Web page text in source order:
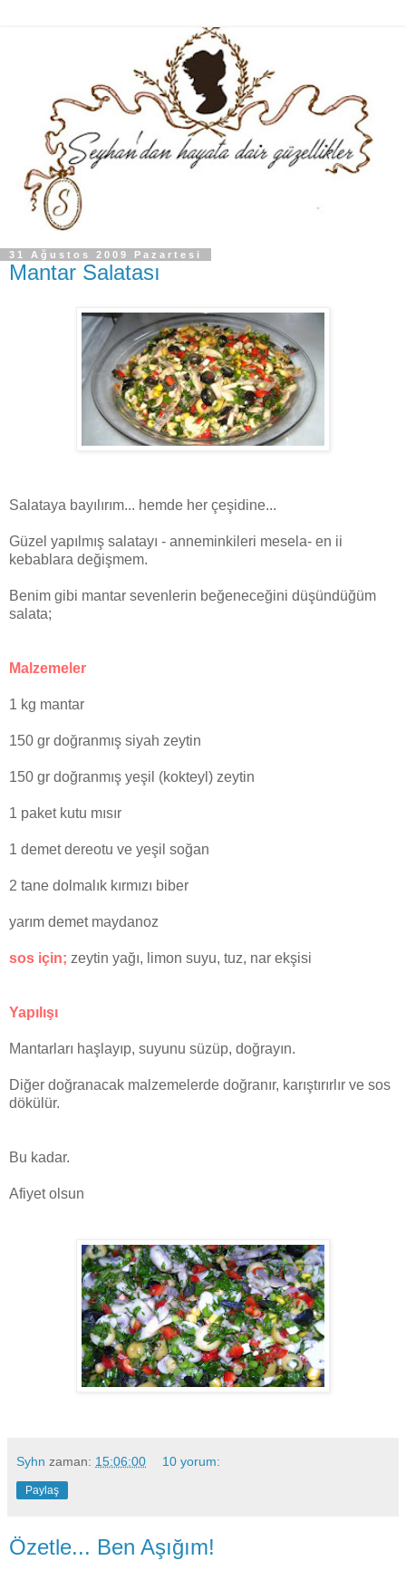
31 Ağustos 2009 Pazartesi
Mantar Salatası
Salataya bayılırım... hemde her çeşidine...
Güzel yapılmış salatayı - anneminkileri mesela- en ii
kebablara değişmem.
Benim gibi mantar sevenlerin beğeneceğini düşündüğüm
salata;
Malzemeler
1 kg mantar
150 gr doğranmış siyah zeytin
150 gr doğranmış yeşil (kokteyl) zeytin
1 paket kutu mısır
1 demet dereotu ve yeşil soğan
2 tane dolmalık kırmızı biber
yarım demet maydanoz
sos için; zeytin yağı, limon suyu, tuz, nar ekşisi
Yapılışı
Mantarları haşlayıp, suyunu süzüp, doğrayın.
Diğer doğranacak malzemelerde doğranır, karıştırırlır ve sos
dökülür.
Bu kadar.
Afiyet olsun
Syhn zaman: 15:06:00 10 yorum:
Paylaş
Özetle... Ben Aşığım!